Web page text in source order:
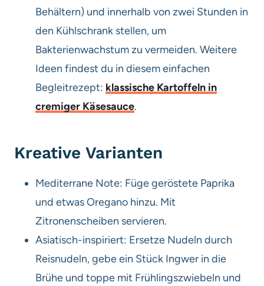
Behältern) und innerhalb von zwei Stunden in
den Kühlschrank stellen, um
Bakterienwachstum zu vermeiden. Weitere
Ideen findest du in diesem einfachen
Begleitrezept: klassische Kartoffeln in
cremiger Käsesauce.
Kreative Varianten
Mediterrane Note: Füge geröstete Paprika
und etwas Oregano hinzu. Mit
Zitronenscheiben servieren.
Asiatisch-inspiriert: Ersetze Nudeln durch
Reisnudeln, gebe ein Stück Ingwer in die
Brühe und toppe mit Frühlingszwiebeln und